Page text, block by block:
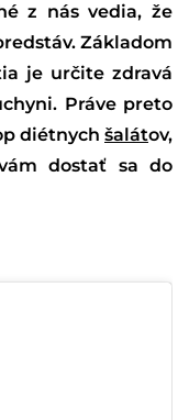
z nás vedia, že
Základom
je určite zdravá
Práve preto
diétnych šalátov,
dostať sa do